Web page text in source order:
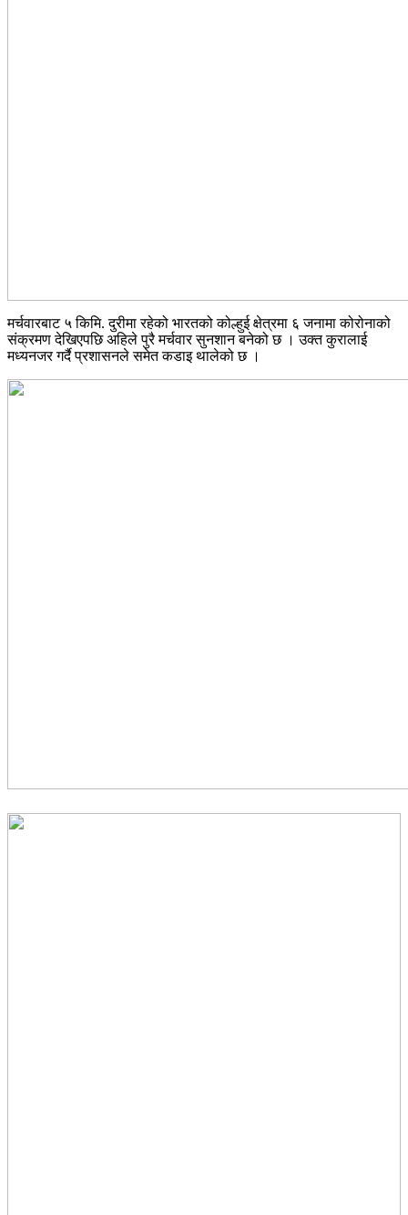
मर्चवारबाट ५ किमि. दुरीमा रहेको भारतको कोल्हुई क्षेत्रमा ६ जनामा कोरोनाको
संक्रमण देखिएपछि अहिले पुरै मर्चवार सुनशान बनेको छ । उक्त कुरालाई
मध्यनजर गर्दै प्रशासनले समेत कडाइ थालेको छ ।